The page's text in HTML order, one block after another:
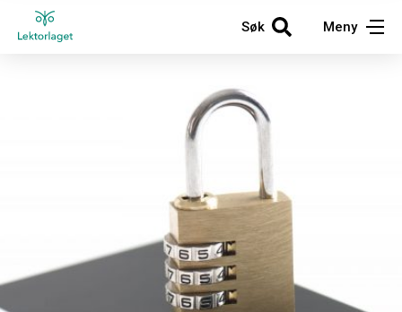
Søk Meny